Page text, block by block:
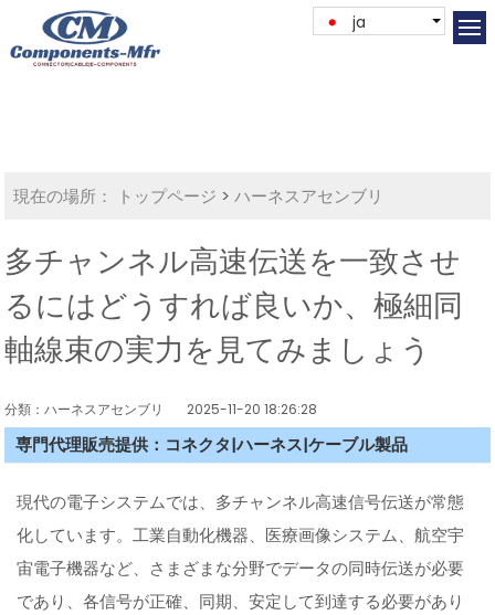
ja
現在の場所： トップページ >ハーネスアセンブリ
多チャンネル高速伝送を一致させ
るにはどうすれば良いか、極細同
軸線束の実力を見てみましょう
分類：ハーネスアセンブリ 2025-11-20 18:26:28
専門代理販売提供：コネクタ|ハーネス|ケーブル製品
現代の電子システムでは、多チャンネル高速信号伝送が常態
化しています。工業自動化機器、医療画像システム、航空宇
宙電子機器など、さまざまな分野でデータの同時伝送が必要
であり、各信号が正確、同期、安定して到達する必要があり